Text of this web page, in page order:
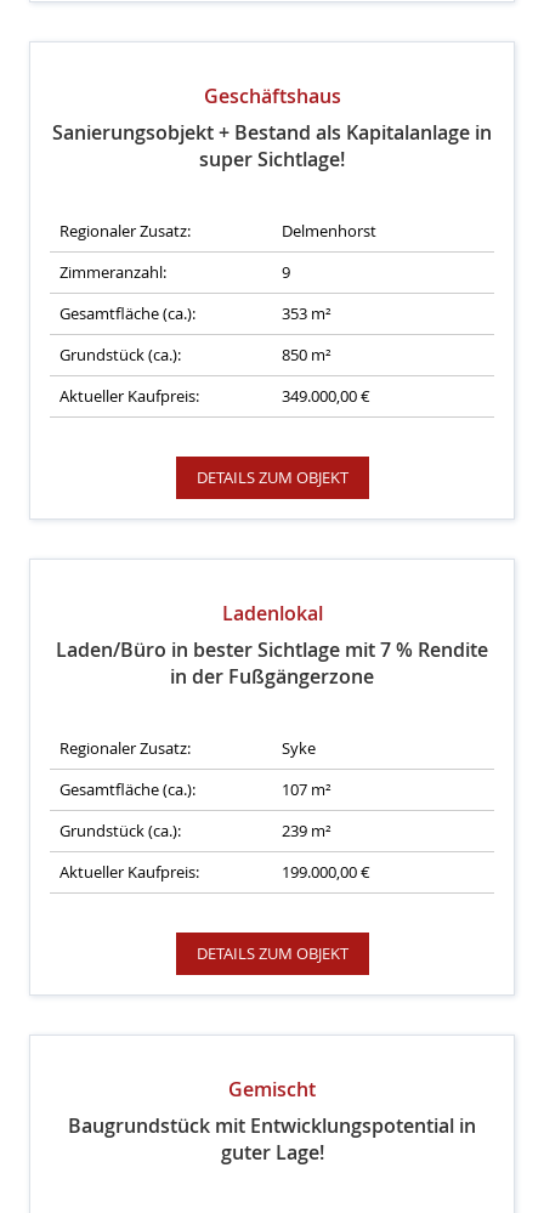
Geschäftshaus
Sanierungsobjekt + Bestand als Kapitalanlage in
super Sichtlage!
Regionaler Zusatz:
Delmenhorst
Zimmeranzahl:
9
Gesamtfläche (ca.):
353 m²
Grundstück (ca.):
850 m²
Aktueller Kaufpreis:
349.000,00 €
DETAILS ZUM OBJEKT
Ladenlokal
Laden/Büro in bester Sichtlage mit 7 % Rendite
in der Fußgängerzone
Regionaler Zusatz:
Syke
Gesamtfläche (ca.):
107 m²
Grundstück (ca.):
239 m²
Aktueller Kaufpreis:
199.000,00 €
DETAILS ZUM OBJEKT
Gemischt
Baugrundstück mit Entwicklungspotential in
guter Lage!